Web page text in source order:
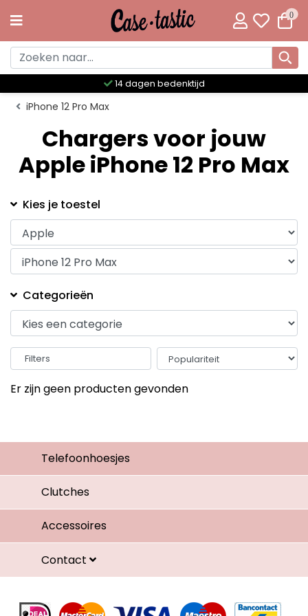
0
14 dagen bedenktijd
iPhone 12 Pro Max
Chargers voor jouw
Apple iPhone 12 Pro Max
Kies je toestel
Categorieën
Filters
Er zijn geen producten gevonden
Telefoonhoesjes
Clutches
Accessoires
Contact